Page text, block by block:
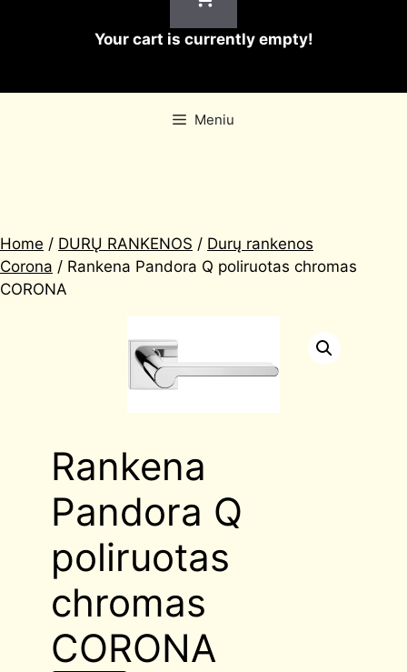
Your cart is currently empty!
Meniu
Home / DURŲ RANKENOS / Durų rankenos
Corona / Rankena Pandora Q poliruotas chromas
CORONA
Rankena
Pandora Q
poliruotas
chromas
CORONA